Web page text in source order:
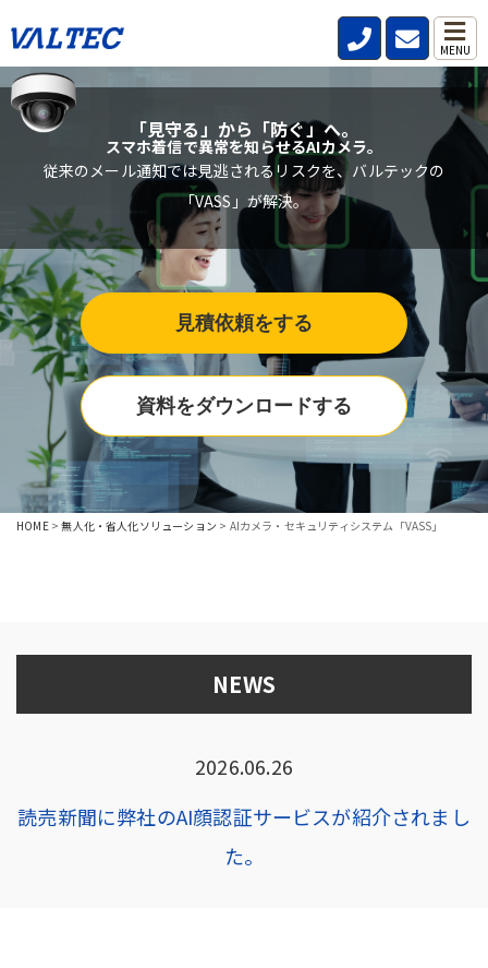
MENU
HOME>無人化・省人化ソリューション > AIカメラ・セキュリティシステム「VASS」
「見守る」から「防ぐ」へ。
スマホ着信で異常を知らせるAIカメラ。
従来のメール通知では見逃されるリスクを、バルテックの
「VASS」が解決。
見積依頼をする
資料をダウンロードする
NEWS
2026.06.26
読売新聞に弊社のAI顔認証サービスが紹介されまし
た。